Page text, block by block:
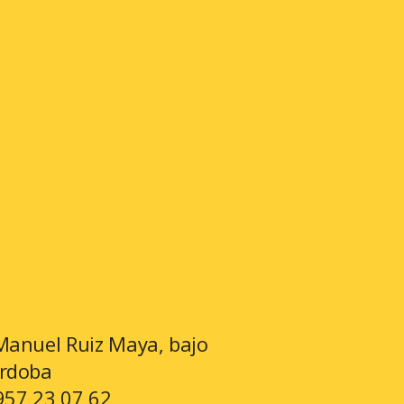
Ruiz Maya, bajo
23 07 62